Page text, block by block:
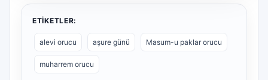
ETIKETLER:
alevi orucu aşure günü Masum-u paklar orucu
muharrem orucu